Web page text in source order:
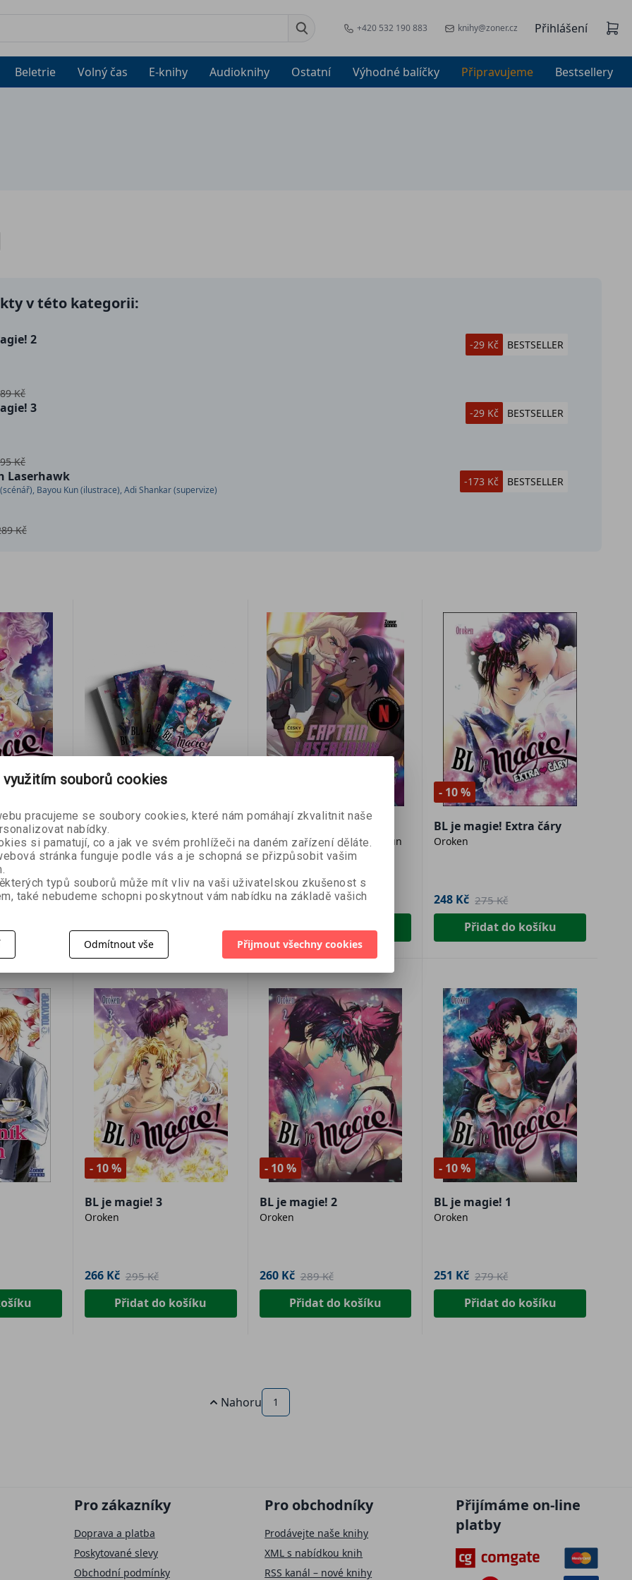
+420 532 190 883 knihy@zoner.cz Přihlášení
Beletrie Volný čas E-knihy Audioknihy Ostatní Výhodné balíčky Připravujeme Bestsellery
v této kategorii:
2
Kč
-29 Kč BESTSELLER
3
Kč
-29 Kč BESTSELLER
Laserhawk
Bayou Kun (ilustrace), Adi Shankar (supervize)
Kč
-173 Kč BESTSELLER
BL je magie! 1, 2, 3, 4 +
Extra čáry
Oroken
996 Kč 1 423 Kč
Přidat do košíku
Captain Laserhawk
Ben Kahn (scénář), Bayou Kun
(ilustrace), Adi Shankar
116 Kč 289 Kč
Přidat do košíku
- 10 %
BL je magie! Extra čáry
Oroken
248 Kč 275 Kč
Přidat do košíku
- 10 %
BL je magie! 3
Oroken
266 Kč 295 Kč
Přidat do košíku
- 10 %
BL je magie! 2
Oroken
260 Kč 289 Kč
Přidat do košíku
- 10 %
BL je magie! 1
Oroken
251 Kč 279 Kč
Přidat do košíku
Nahoru 1
Pro zákazníky
Doprava a platba
Poskytované slevy
Obchodní podmínky
Pro obchodníky
Prodávejte naše knihy
XML s nabídkou knih
RSS kanál – nové knihy
Přijímáme on-line
platby
využitím souborů cookies
pracujeme se soubory cookies, které nám pomáhají zkvalitnit naše
nabídky.
si pamatují, co a jak ve svém prohlížeči na daném zařízení děláte.
stránka funguje podle vás a je schopná se přizpůsobit vašim
typů souborů může mít vliv na vaši uživatelskou zkušenost s
také nebudeme schopni poskytnout vám nabídku na základě vašich
Odmítnout vše Přijmout všechny cookies